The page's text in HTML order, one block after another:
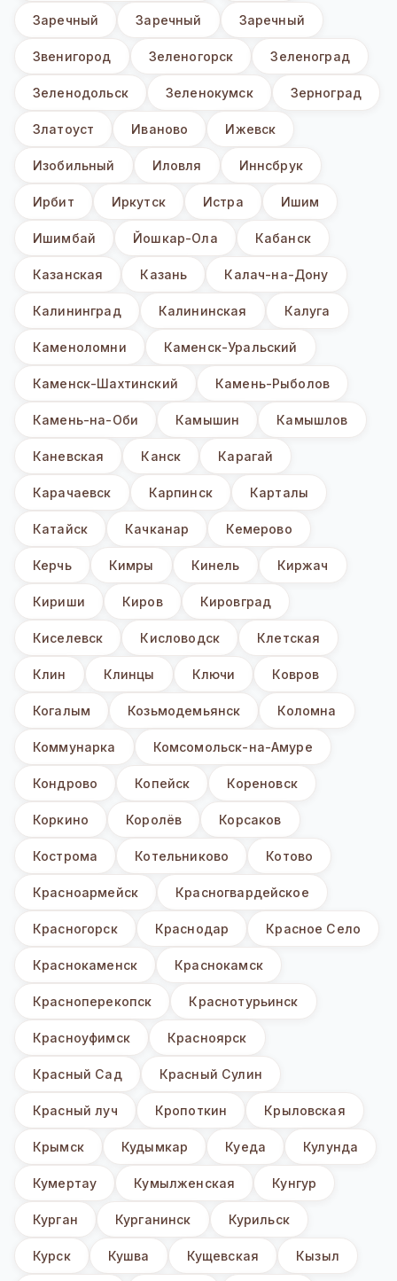
Заречный Заречный Заречный
Звенигород Зеленогорск Зеленоград
Зеленодольск Зеленокумск Зерноград
Златоуст Иваново Ижевск
Изобильный Иловля Иннсбрук
Ирбит Иркутск Истра Ишим
Ишимбай Йошкар-Ола Кабанск
Казанская Казань Калач-на-Дону
Калининград Калининская Калуга
Каменоломни Каменск-Уральский
Каменск-Шахтинский Камень-Рыболов
Камень-на-Оби Камышин Камышлов
Каневская Канск Карагай
Карачаевск Карпинск Карталы
Катайск Качканар Кемерово
Керчь Кимры Кинель Киржач
Кириши Киров Кировград
Киселевск Кисловодск Клетская
Клин Клинцы Ключи Ковров
Когалым Козьмодемьянск Коломна
Коммунарка Комсомольск-на-Амуре
Кондрово Копейск Кореновск
Коркино Королёв Корсаков
Кострома Котельниково Котово
Красноармейск Красногвардейское
Красногорск Краснодар Красное Село
Краснокаменск Краснокамск
Красноперекопск Краснотурьинск
Красноуфимск Красноярск
Красный Сад Красный Сулин
Красный луч Кропоткин Крыловская
Крымск Кудымкар Куеда Кулунда
Кумертау Кумылженская Кунгур
Курган Курганинск Курильск
Курск Кушва Кущевская Кызыл